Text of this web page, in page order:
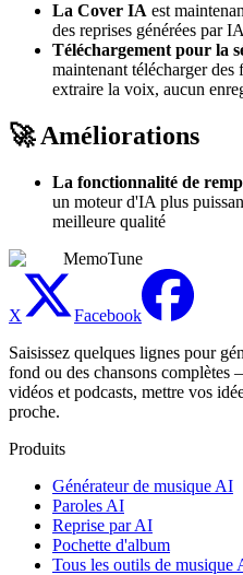
La Cover IA est
des reprises générées par
Téléchargement pour la
maintenant télécharger
extraire la voix, aucun
🚀 Améliorations
La fonctionnalité de
un moteur d'IA plus
meilleure qualité
MemoTune
X
Facebook
Saisissez quelques lignes pour
fond ou des chansons
vidéos et podcasts, mettre vos
proche.
Produits
Générateur de musique AI
Paroles AI
Reprise par AI
Pochette d'album
Tous les outils de musique